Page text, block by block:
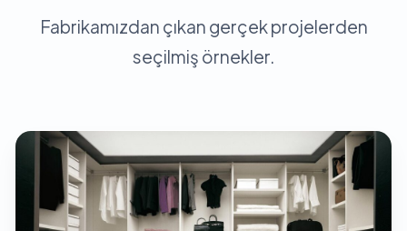
Fabrikamızdan çıkan gerçek projelerden
seçilmiş örnekler.